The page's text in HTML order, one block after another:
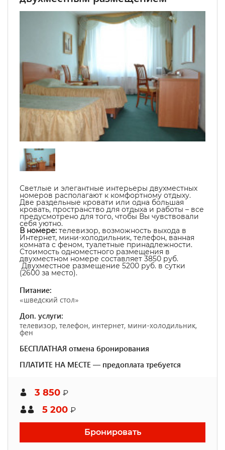
Светлые и элегантные интерьеры двухместных
номеров располагают к комфортному отдыху.
Две раздельные кровати или одна большая
кровать, пространство для отдыха и работы – все
предусмотрено для того, чтобы Вы чувствовали
себя уютно.
В номере: телевизор, возможность выхода в
Интернет, мини-холодильник, телефон, ванная
комната с феном, туалетные принадлежности.
Стоимость одноместного размещения в
двухместном номере составляет 3850 руб.
Двухместное размещение 5200 руб. в сутки
(2600 за место).
Питание:
«шведский стол»
Доп. услуги:
телевизор, телефон, интернет, мини-холодильник,
фен
БЕСПЛАТНАЯ отмена бронирования
ПЛАТИТЕ НА МЕСТЕ — предоплата требуется
3 850 ₽
5 200 ₽
Бронировать